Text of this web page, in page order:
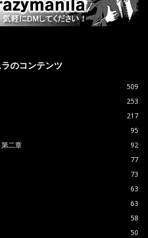
のコンテンツ
509
253
217
95
二章
92
77
73
63
63
58
50